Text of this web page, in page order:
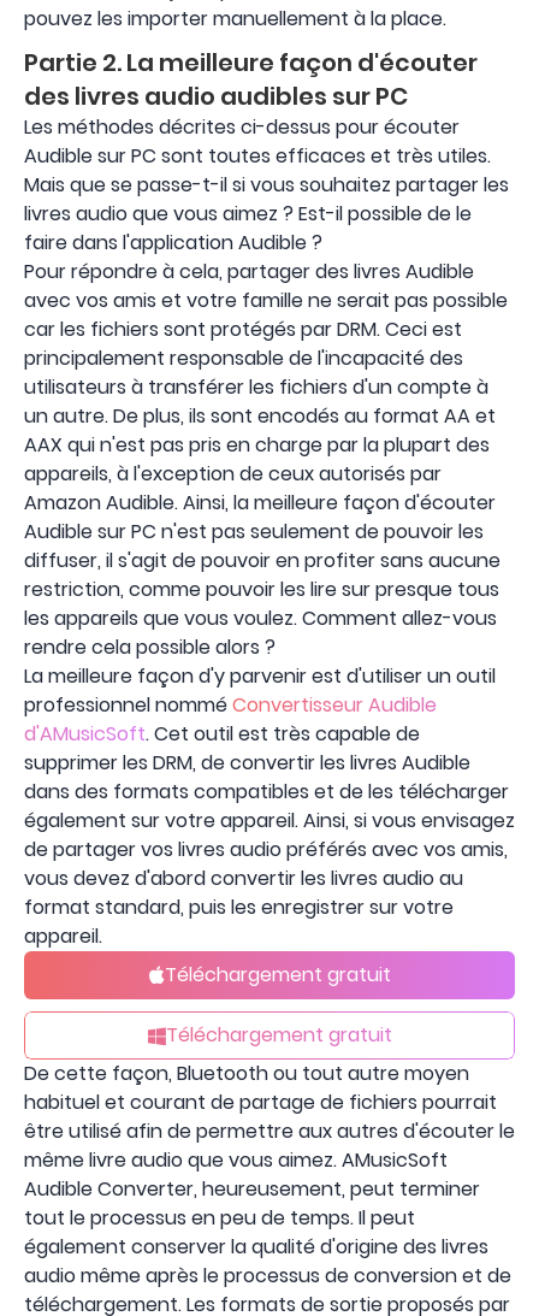
pouvez les importer manuellement à la place.
Partie 2. La meilleure façon d'écouter
des livres audio audibles sur PC
Les méthodes décrites ci-dessus pour écouter
Audible sur PC sont toutes efficaces et très utiles.
Mais que se passe-t-il si vous souhaitez partager les
livres audio que vous aimez ? Est-il possible de le
faire dans l'application Audible ?
Pour répondre à cela, partager des livres Audible
avec vos amis et votre famille ne serait pas possible
car les fichiers sont protégés par DRM. Ceci est
principalement responsable de l'incapacité des
utilisateurs à transférer les fichiers d'un compte à
un autre. De plus, ils sont encodés au format AA et
AAX qui n'est pas pris en charge par la plupart des
appareils, à l'exception de ceux autorisés par
Amazon Audible. Ainsi, la meilleure façon d'écouter
Audible sur PC n'est pas seulement de pouvoir les
diffuser, il s'agit de pouvoir en profiter sans aucune
restriction, comme pouvoir les lire sur presque tous
les appareils que vous voulez. Comment allez-vous
rendre cela possible alors ?
La meilleure façon d'y parvenir est d'utiliser un outil
professionnel nomméConvertisseur Audible
d'AMusicSoft. Cet outil est très capable de
supprimer les DRM, de convertir les livres Audible
dans des formats compatibles et de les télécharger
également sur votre appareil. Ainsi, si vous envisagez
de partager vos livres audio préférés avec vos amis,
vous devez d'abord convertir les livres audio au
format standard, puis les enregistrer sur votre
appareil.
Téléchargement gratuit
Téléchargement gratuit
De cette façon, Bluetooth ou tout autre moyen
habituel et courant de partage de fichiers pourrait
être utilisé afin de permettre aux autres d'écouter le
même livre audio que vous aimez. AMusicSoft
Audible Converter, heureusement, peut terminer
tout le processus en peu de temps. Il peut
également conserver la qualité d'origine des livres
audio même après le processus de conversion et de
téléchargement. Les formats de sortie proposés par